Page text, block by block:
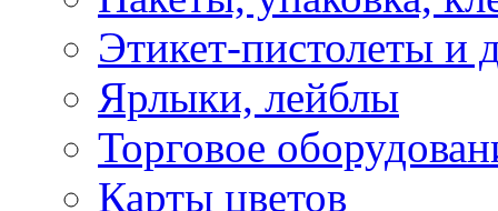
Этикет-пистолеты и
Ярлыки, лейблы
Торговое
Карты цветов